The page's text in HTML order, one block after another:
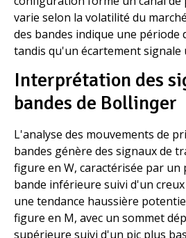
varie selon la volatilité du
des bandes indique une période
tandis qu'un écartement signale
Interprétation des
bandes de Bollinger
L'analyse des mouvements de
bandes génère des signaux de
figure en W, caractérisée par un
bande inférieure suivi d'un
une tendance haussière
figure en M, avec un sommet
supérieure suivi d'un pic plus